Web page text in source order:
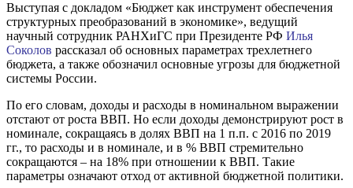
Выступая с докладом «Бюджет как инструмент обеспечения
структурных преобразований в экономике», ведущий
научный сотрудник РАНХиГС при Президенте РФ Илья
Соколов рассказал об основных параметрах трехлетнего
бюджета, а также обозначил основные угрозы для бюджетной
системы России.
По его словам, доходы и расходы в номинальном выражении
отстают от роста ВВП. Но если доходы демонстрируют рост в
номинале, сокращаясь в долях ВВП на 1 п.п. с 2016 по 2019
гг., то расходы и в номинале, и в % ВВП стремительно
сокращаются – на 18% при отношении к ВВП. Такие
параметры означают отход от активной бюджетной политики.